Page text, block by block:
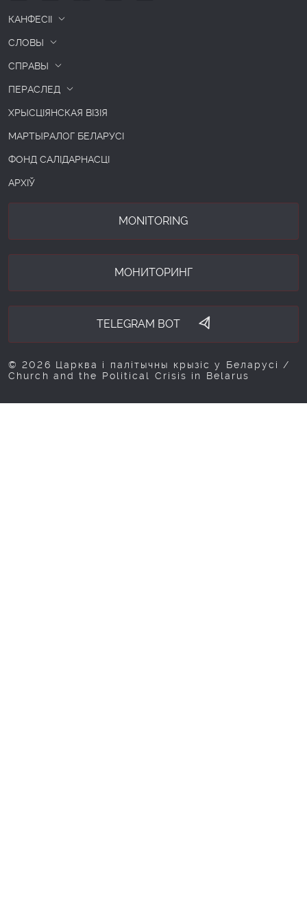
КАНФЕСІІ
СЛОВЫ
СПРАВЫ
ПЕРАСЛЕД
ХРЫСЦІЯНСКАЯ ВІЗІЯ
МАРТЫРАЛОГ БЕЛАРУСІ
ФОНД САЛІДАРНАСЦІ
АРХІЎ
MONITORING
МОНИТОРИНГ
TELEGRAM BOT
© 2026 Царква і палітычны крызіс у Беларусі /
Church and the Political Crisis in Belarus